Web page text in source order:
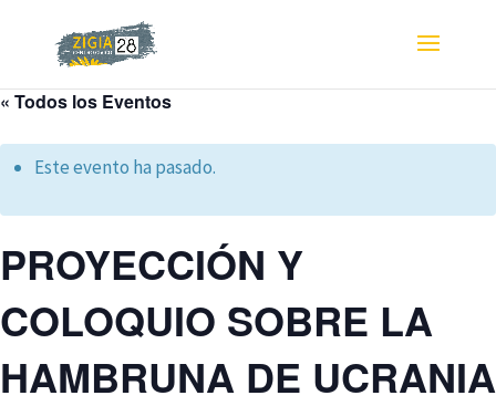
« Todos los Eventos
Este evento ha pasado.
PROYECCIÓN Y
COLOQUIO SOBRE LA
HAMBRUNA DE UCRANIA